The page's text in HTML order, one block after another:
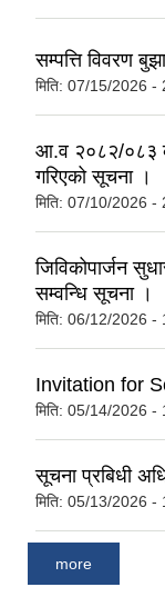
सम्पत्ति विवरण
मिति: 07/15/2026 -
आ.व २०८२/०८३
गरिएको सूचना ।
मिति: 07/10/2026 -
जिविकोपार्जन
सम्वन्धि सूचना ।
मिति: 06/12/2026 -
Invitation for
मिति: 05/14/2026 -
सूचना प्रबिधी
मिति: 05/13/2026 -
more